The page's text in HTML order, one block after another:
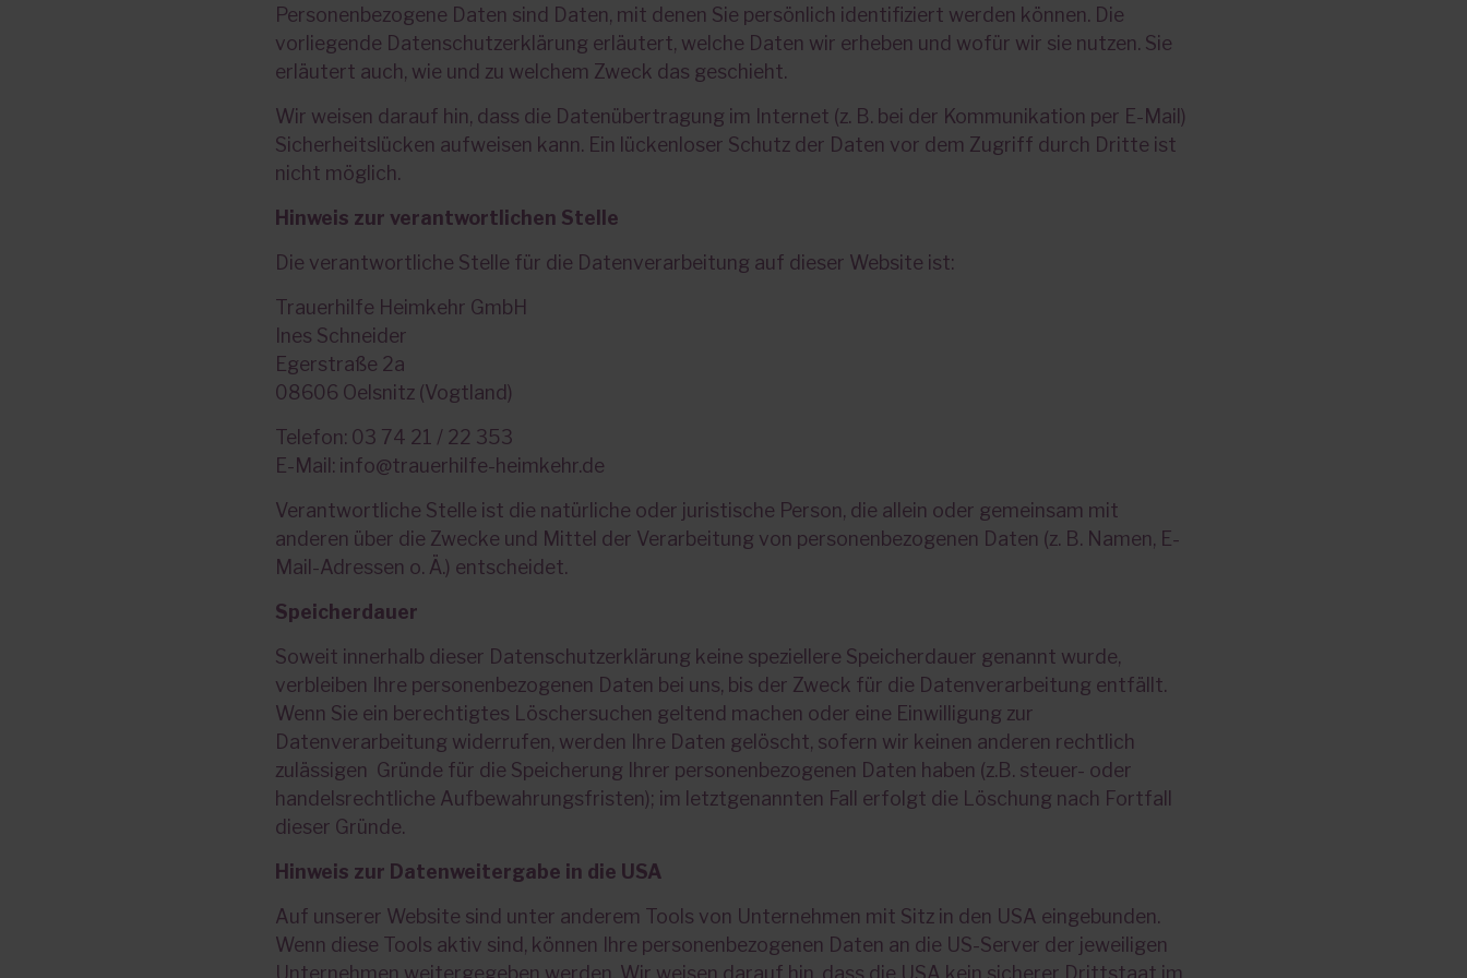
Personenbezogene Daten sind Daten, mit denen Sie persönlich identifiziert werden können. Die
vorliegende Datenschutzerklärung erläutert, welche Daten wir erheben und wofür wir sie nutzen. Sie
erläutert auch, wie und zu welchem Zweck das geschieht.
Wir weisen darauf hin, dass die Datenübertragung im Internet (z. B. bei der Kommunikation per E-Mail)
Sicherheitslücken aufweisen kann. Ein lückenloser Schutz der Daten vor dem Zugriff durch Dritte ist
nicht möglich.
Hinweis zur verantwortlichen Stelle
Die verantwortliche Stelle für die Datenverarbeitung auf dieser Website ist:
Trauerhilfe Heimkehr GmbH
Ines Schneider
Egerstraße 2a
08606 Oelsnitz (Vogtland)
Telefon: 03 74 21 / 22 353
E-Mail: info@trauerhilfe-heimkehr.de
Verantwortliche Stelle ist die natürliche oder juristische Person, die allein oder gemeinsam mit
anderen über die Zwecke und Mittel der Verarbeitung von personenbezogenen Daten (z. B. Namen, E-
Mail-Adressen o. Ä.) entscheidet.
Speicherdauer
Soweit innerhalb dieser Datenschutzerklärung keine speziellere Speicherdauer genannt wurde,
verbleiben Ihre personenbezogenen Daten bei uns, bis der Zweck für die Datenverarbeitung entfällt.
Wenn Sie ein berechtigtes Löschersuchen geltend machen oder eine Einwilligung zur
Datenverarbeitung widerrufen, werden Ihre Daten gelöscht, sofern wir keinen anderen rechtlich
zulässigen Gründe für die Speicherung Ihrer personenbezogenen Daten haben (z.B. steuer- oder
handelsrechtliche Aufbewahrungsfristen); im letztgenannten Fall erfolgt die Löschung nach Fortfall
dieser Gründe.
Hinweis zur Datenweitergabe in die USA
Auf unserer Website sind unter anderem Tools von Unternehmen mit Sitz in den USA eingebunden.
Wenn diese Tools aktiv sind, können Ihre personenbezogenen Daten an die US-Server der jeweiligen
Unternehmen weitergegeben werden. Wir weisen darauf hin, dass die USA kein sicherer Drittstaat im